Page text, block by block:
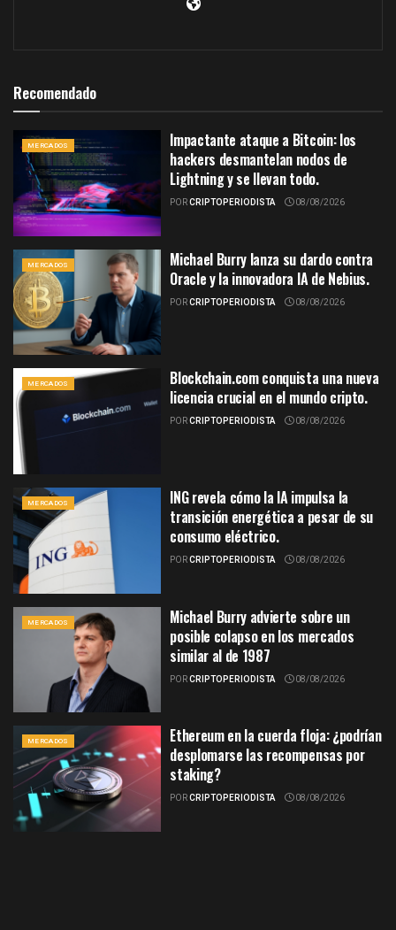
Recomendado
MERCADOS
Impactante ataque a Bitcoin: los
hackers desmantelan nodos de
Lightning y se llevan todo.
PORCRIPTOPERIODISTA 08/08/2026
MERCADOS
Michael Burry lanza su dardo contra
Oracle y la innovadora IA de Nebius.
PORCRIPTOPERIODISTA 08/08/2026
MERCADOS
Blockchain.com conquista una nueva
licencia crucial en el mundo cripto.
PORCRIPTOPERIODISTA 08/08/2026
MERCADOS
ING revela cómo la IA impulsa la
transición energética a pesar de su
consumo eléctrico.
PORCRIPTOPERIODISTA 08/08/2026
MERCADOS
Michael Burry advierte sobre un
posible colapso en los mercados
similar al de 1987
PORCRIPTOPERIODISTA 08/08/2026
MERCADOS
Ethereum en la cuerda floja: ¿podrían
desplomarse las recompensas por
staking?
PORCRIPTOPERIODISTA 08/08/2026